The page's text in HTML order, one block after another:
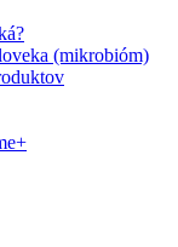
(mikrobióm)